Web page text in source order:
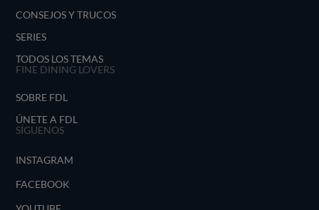
CONSEJOS Y TRUCOS
SERIES
TODOS LOS TEMAS
FINE DINING LOVERS
SOBRE FDL
ÚNETE A FDL
SÍGUENOS
INSTAGRAM
FACEBOOK